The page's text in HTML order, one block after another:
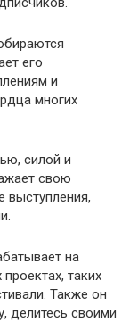
его
и
многих
силой и
свою
выступления,
на
таких
Также он
делитесь своими